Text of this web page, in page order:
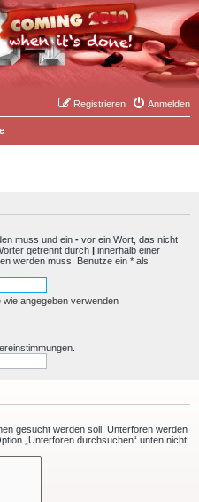
Anmelden
Registrieren
muss und ein - vor ein Wort, das nicht
getrennt durch | innerhalb einer
werden muss. Benutze ein * als
angegeben verwenden
gesucht werden soll. Unterforen werden
„Unterforen durchsuchen“ unten nicht